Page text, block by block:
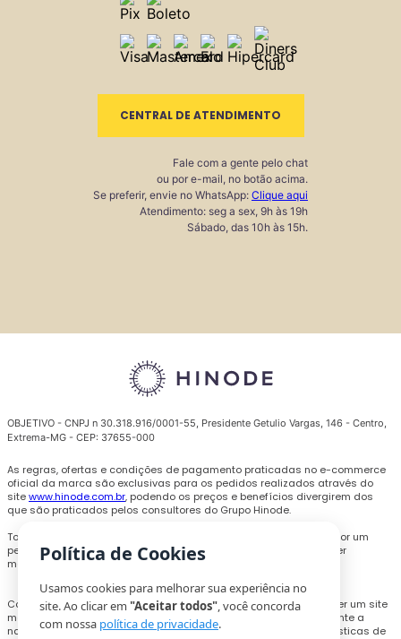
CENTRAL DE ATENDIMENTO
Fale com a gente pelo chat
ou por e-mail, no botão acima.
Se preferir, envie no WhatsApp: Clique aqui
Atendimento: seg a sex, 9h às 19h
Sábado, das 10h às 15h.
OBJETIVO - CNPJ n 30.318.916/0001-55, Presidente Getulio Vargas, 146 - Centro,
Extrema-MG - CEP: 37655-000
As regras, ofertas e condições de pagamento praticadas no e-commerce
oficial da marca são exclusivas para os pedidos realizados através do
sitewww.hinode.com.br, podendo os preços e benefícios divergirem dos
que são praticados pelos consultores do Grupo Hinode.
Todas as promoções, descontos e preços são válidos somente por um
período limitado e podem ser alterados ou encerrados a qualquer
momento sem prévio aviso.
Com o objetivo de personalizar a experiência de compra e oferecer um site
melhor, cookies e outras tecnologias poderão ser utilizados durante a
navegação, para coletar informações técnicas e compilar estatísticas de
Política de Cookies
Usamos cookies para melhorar sua experiência no
site. Ao clicar em "Aceitar todos", você concorda
com nossa política de privacidade.